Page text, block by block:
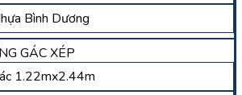
Bình Dương
GÁC XÉP
1.22mx2.44m